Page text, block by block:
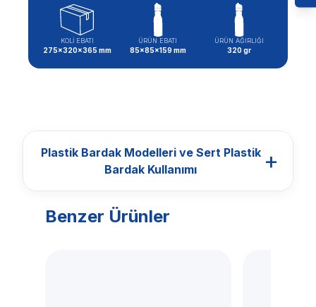
KOLİ EBATI
275x320x365 mm
ÜRÜN EBATI
85x85x159 mm
ÜRÜN AĞIRLIĞI
320 gr
Plastik Bardak Modelleri ve Sert Plastik
Bardak Kullanımı
+
Benzer Ürünler